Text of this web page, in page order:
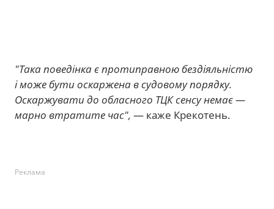
"Така поведінка є протиправною бездіяльністю
і може бути оскаржена в судовому порядку.
Оскаржувати до обласного ТЦК сенсу немає —
марно втратите час", — каже Крекотень.
Реклама